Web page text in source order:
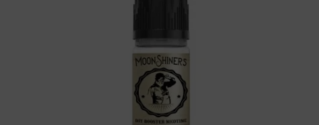
Booster Moonshiners en 10ml et 20
mg/ml de nicotine. PG/VG de 50/50.